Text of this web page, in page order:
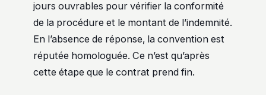
jours ouvrables pour vérifier la conformité
de la procédure et le montant de l’indemnité.
En l’absence de réponse, la convention est
réputée homologuée. Ce n’est qu’après
cette étape que le contrat prend fin.